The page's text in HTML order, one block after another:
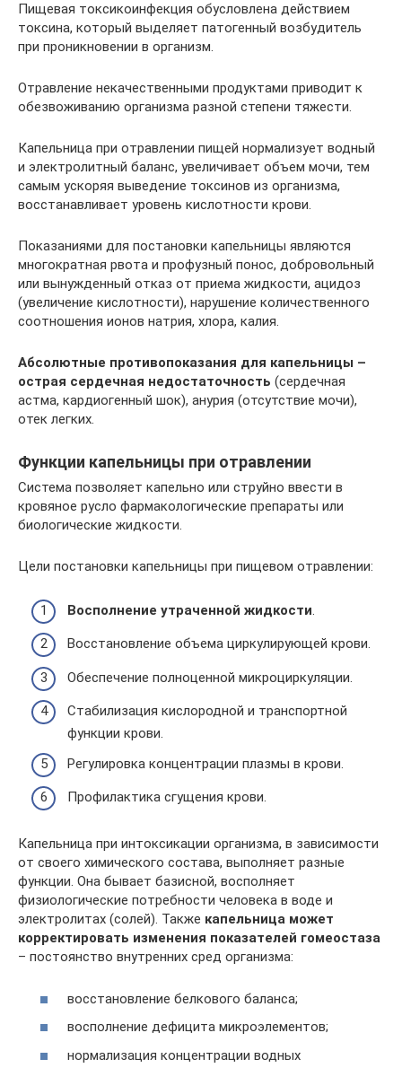
Пищевая токсикоинфекция обусловлена действием
токсина, который выделяет патогенный возбудитель
при проникновении в организм.
Отравление некачественными продуктами приводит к
обезвоживанию организма разной степени тяжести.
Капельница при отравлении пищей нормализует водный
и электролитный баланс, увеличивает объем мочи, тем
самым ускоряя выведение токсинов из организма,
восстанавливает уровень кислотности крови.
Показаниями для постановки капельницы являются
многократная рвота и профузный понос, добровольный
или вынужденный отказ от приема жидкости, ацидоз
(увеличение кислотности), нарушение количественного
соотношения ионов натрия, хлора, калия.
Абсолютные противопоказания для капельницы –
острая сердечная недостаточность (сердечная
астма, кардиогенный шок), анурия (отсутствие мочи),
отек легких.
Функции капельницы при отравлении
Система позволяет капельно или струйно ввести в
кровяное русло фармакологические препараты или
биологические жидкости.
Цели постановки капельницы при пищевом отравлении:
Восполнение утраченной жидкости
Восстановление объема циркулирующей крови.
Обеспечение полноценной микроциркуляции.
Стабилизация кислородной и транспортной
функции крови.
Регулировка концентрации плазмы в крови.
Профилактика сгущения крови.
Капельница при интоксикации организма, в зависимости
от своего химического состава, выполняет разные
функции. Она бывает базисной, восполняет
физиологические потребности человека в воде и
электролитах (солей). Также капельница может
корректировать изменения показателей гомеостаза
– постоянство внутренних сред организма:
восстановление белкового баланса;
восполнение дефицита микроэлементов;
нормализация концентрации водных